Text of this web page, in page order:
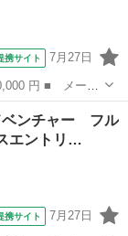
携サイト 7月27日
グレード
ド装着 キャブ
ベンチャー フル
エントリ…
携サイト 7月27日